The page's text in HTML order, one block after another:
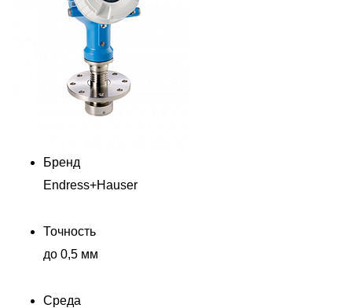
Бренд
Endress+Hauser
Точность
до 0,5 мм
Среда